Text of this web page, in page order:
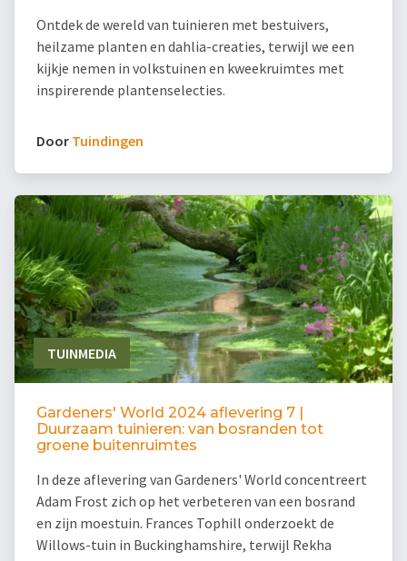
Ontdek de wereld van tuinieren met bestuivers,
heilzame planten en dahlia-creaties, terwijl we een
kijkje nemen in volkstuinen en kweekruimtes met
inspirerende plantenselecties.
Door Tuindingen
TUINMEDIA
Gardeners' World 2024 aflevering 7 |
Duurzaam tuinieren: van bosranden tot
groene buitenruimtes
In deze aflevering van Gardeners' World concentreert
Adam Frost zich op het verbeteren van een bosrand
en zijn moestuin. Frances Tophill onderzoekt de
Willows-tuin in Buckinghamshire, terwijl Rekha